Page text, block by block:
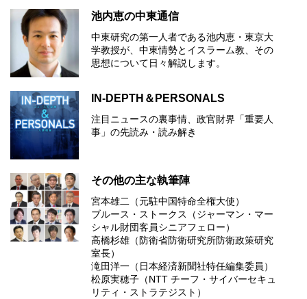
池内恵の中東通信
中東研究の第⼀⼈者である池内恵・東京⼤
学教授が、中東情勢とイスラーム教、その
思想について⽇々解説します。
IN-DEPTH＆PERSONALS
注目ニュースの裏事情、政官財界「重要人
事」の先読み・読み解き
その他の主な執筆陣
宮本雄二（元駐中国特命全権大使）
ブルース・ストークス（ジャーマン・マー
シャル財団客員シニアフェロー）
高橋杉雄（防衛省防衛研究所防衛政策研究
室長）
滝田洋一（日本経済新聞社特任編集委員）
松原実穂子（NTT チーフ・サイバーセキュ
リティ・ストラテジスト）